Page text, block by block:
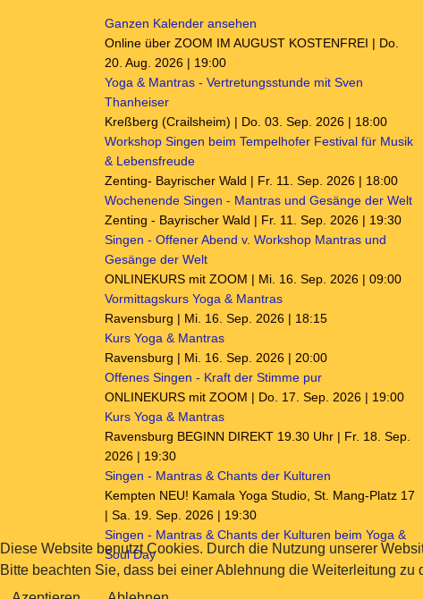
Ganzen Kalender ansehen
Online über ZOOM IM AUGUST KOSTENFREI | Do.
20. Aug. 2026 | 19:00
Yoga & Mantras - Vertretungsstunde mit Sven
Thanheiser
Kreßberg (Crailsheim) | Do. 03. Sep. 2026 | 18:00
Workshop Singen beim Tempelhofer Festival für Musik
& Lebensfreude
Zenting- Bayrischer Wald | Fr. 11. Sep. 2026 | 18:00
Wochenende Singen - Mantras und Gesänge der Welt
Zenting - Bayrischer Wald | Fr. 11. Sep. 2026 | 19:30
Singen - Offener Abend v. Workshop Mantras und
Gesänge der Welt
ONLINEKURS mit ZOOM | Mi. 16. Sep. 2026 | 09:00
Vormittagskurs Yoga & Mantras
Ravensburg | Mi. 16. Sep. 2026 | 18:15
Kurs Yoga & Mantras
Ravensburg | Mi. 16. Sep. 2026 | 20:00
Offenes Singen - Kraft der Stimme pur
ONLINEKURS mit ZOOM | Do. 17. Sep. 2026 | 19:00
Kurs Yoga & Mantras
Ravensburg BEGINN DIREKT 19.30 Uhr | Fr. 18. Sep.
2026 | 19:30
Singen - Mantras & Chants der Kulturen
Kempten NEU! Kamala Yoga Studio, St. Mang-Platz 17
| Sa. 19. Sep. 2026 | 19:30
Singen - Mantras & Chants der Kulturen beim Yoga &
Soul Day
Diese Website benutzt Cookies. Durch die Nutzung unserer
Bitte beachten Sie, dass bei einer Ablehnung die Weiterleitung